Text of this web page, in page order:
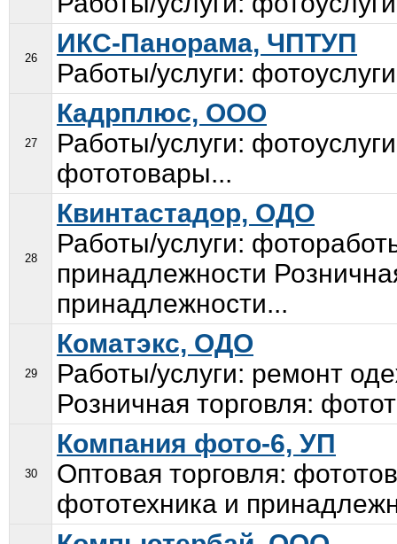
26
ИКС-Панорама, ЧПТУП
Работы/услуги:
27
Кадрплюс, ООО
Работы/услуги:
фототовары...
28
Квинтастадор, ОДО
Работы/услуги:
принадлежности
принадлежности...
29
Коматэкс, ОДО
Работы/услуги: ремонт
Розничная торговля:
30
Компания фото-6, УП
Оптовая торговля:
фототехника и